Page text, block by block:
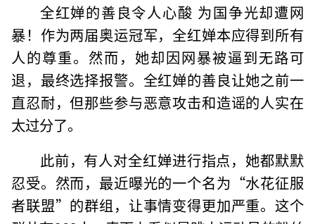
全红婵的善良令人心酸 为国争光却遭网
暴！作为两届奥运冠军，全红婵本应得到所有
人的尊重。然而，她却因网暴被逼到无路可
退，最终选择报警。全红婵的善良让她之前一
直忍耐，但那些参与恶意攻击和造谣的人实在
太过分了。
此前，有人对全红婵进行指点，她都默默
忍受。然而，最近曝光的一个名为“水花征服
者联盟”的群组，让事情变得更加严重。这个